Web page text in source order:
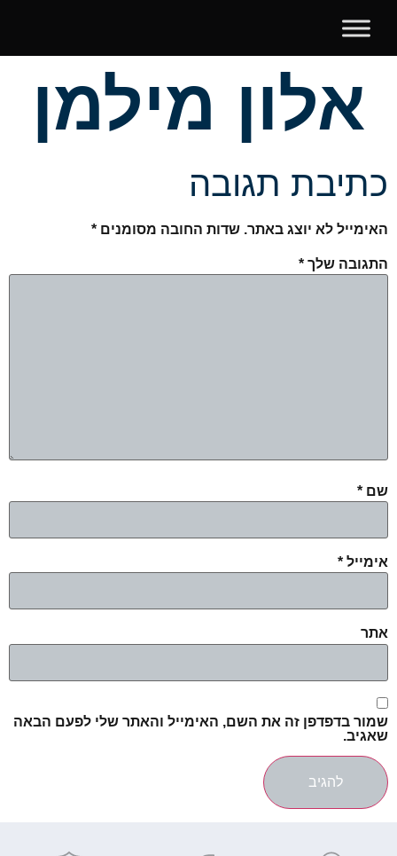
אלון מילמן
כתיבת תגובה
האימייל לא יוצג באתר. שדות החובה מסומנים *
התגובה שלך *
שם *
אימייל *
אתר
שמור בדפדפן זה את השם, האימייל והאתר שלי לפעם הבאה
שאגיב.